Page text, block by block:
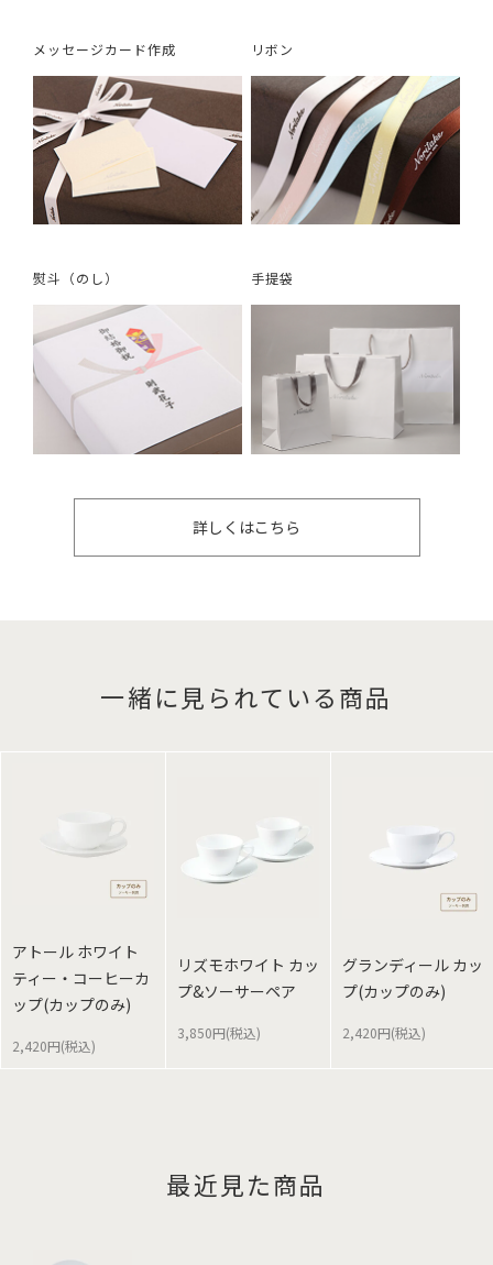
メッセージカード作成 リボン
熨斗（のし） 手提袋
詳しくはこちら
一緒に見られている商品
アトール ホワイト
ティー・コーヒーカ
ップ(カップのみ)
2,420円(税込)
リズモホワイト カッ
プ&ソーサーペア
3,850円(税込)
グランディール カッ
プ(カップのみ)
2,420円(税込)
最近見た商品